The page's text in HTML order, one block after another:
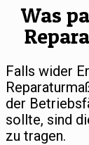
Was
Falls wider
der
sollte, sind
zu tragen.